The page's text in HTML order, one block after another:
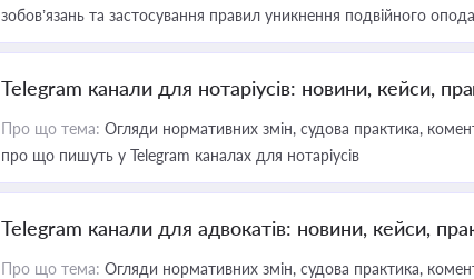
зобов’язань та застосування правил уникнення подвійного
Telegram канали для нотаріусів: новини, кейси,
Про що тема: Огляди нормативних змін, судова практика,
про що пишуть у Telegram каналах для нотаріусів
Telegram канали для адвокатів: новини, кейси,
Про що тема: Огляди нормативних змін, судова практика,